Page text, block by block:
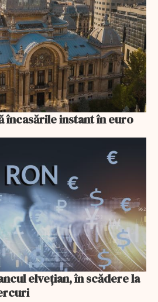
încasările instant în euro
elvețian, în scădere la